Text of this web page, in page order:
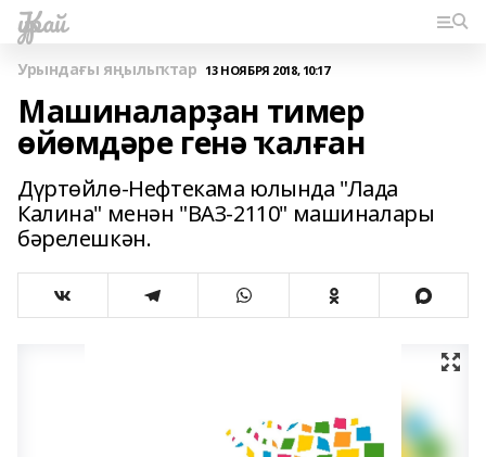
Ҡурай
Урындағы яңылыҡтар 13 НОЯБРЯ 2018, 10:17
Машиналарҙан тимер
өйөмдәре генә ҡалған
Дүртөйлө-Нефтекама юлында "Лада
Калина" менән "ВАЗ-2110" машиналары
бәрелешкән.